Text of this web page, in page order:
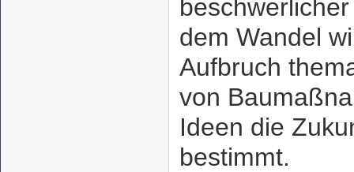
dem Wandel
Aufbruch
von
Ideen die
bestimmt.